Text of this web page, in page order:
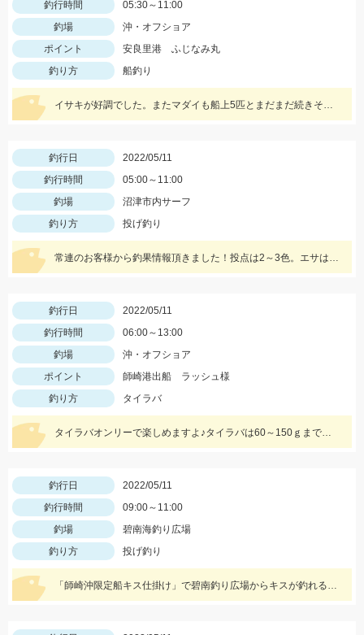
釣行時間
05:30～11:00
釣場
沖・オフショア
ポイント
安良里港 ふじなみ丸
釣り方
船釣り
イサキが好調でした。またマダイも船上5匹とまだまだ続きそうです。マダイなら12ｍのハリス、イサキなら5ｍハリスに2本針が効果絶大でした。
釣行日
2022/05/11
釣行時間
05:00～11:00
釣場
沼津市内サーフ
釣り方
投げ釣り
常連のお客様から釣果情報頂きました！投点は2～3色。エサは赤イソメを使用。
釣行日
2022/05/11
釣行時間
06:00～13:00
釣場
沖・オフショア
ポイント
師崎港出船 ラッシュ様
釣り方
タイラバ
タイラバオンリーで楽しめますよ♪タイラバは60～150ｇまで幅広くお持ちください！ タイラバはタングステン製のものが船長もおすすめしていました♪
釣行日
2022/05/11
釣行時間
09:00～11:00
釣場
碧南海釣り広場
釣り方
投げ釣り
「師崎沖限定船キス仕掛け」で碧南釣り広場からキスが釣れる！師崎でも船でもないけどとっても使いやすい！